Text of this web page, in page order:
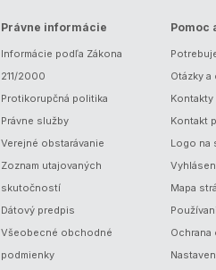
Právne informácie
Informácie podľa Zákona
211/2000
Protikorupčná politika
Právne služby
Verejné obstarávanie
Zoznam utajovaných
skutočností
Dátový predpis
Všeobecné obchodné
podmienky
Pomoc
Otázky
Kontakty
Kontakt
Logo na
Mapa